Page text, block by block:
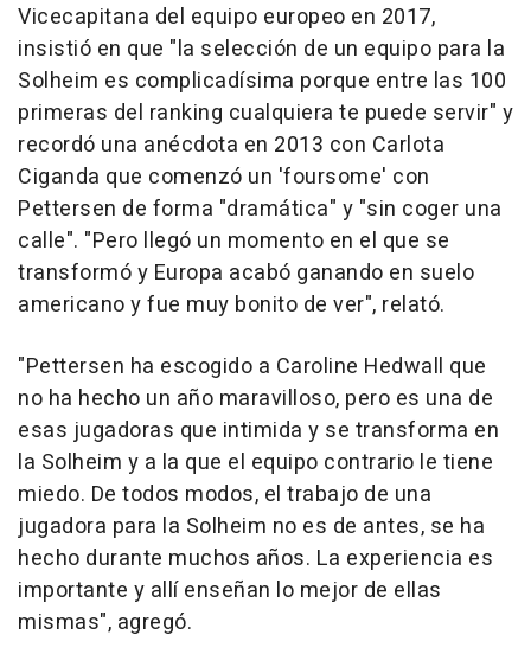
Vicecapitana del equipo europeo en 2017,
insistió en que "la selección de un equipo para la
Solheim es complicadísima porque entre las 100
primeras del ranking cualquiera te puede servir" y
recordó una anécdota en 2013 con Carlota
Ciganda que comenzó un 'foursome' con
Pettersen de forma "dramática" y "sin coger una
calle". "Pero llegó un momento en el que se
transformó y Europa acabó ganando en suelo
americano y fue muy bonito de ver", relató.
"Pettersen ha escogido a Caroline Hedwall que
no ha hecho un año maravilloso, pero es una de
esas jugadoras que intimida y se transforma en
la Solheim y a la que el equipo contrario le tiene
miedo. De todos modos, el trabajo de una
jugadora para la Solheim no es de antes, se ha
hecho durante muchos años. La experiencia es
importante y allí enseñan lo mejor de ellas
mismas", agregó.